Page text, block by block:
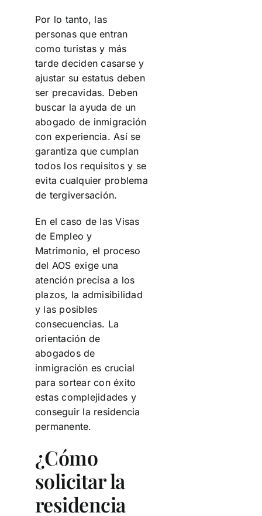
Por lo tanto, las
personas que entran
como turistas y más
tarde deciden casarse y
ajustar su estatus deben
ser precavidas. Deben
buscar la ayuda de un
abogado de inmigración
con experiencia. Así se
garantiza que cumplan
todos los requisitos y se
evita cualquier problema
de tergiversación.
En el caso de las Visas
de Empleo y
Matrimonio, el proceso
del AOS exige una
atención precisa a los
plazos, la admisibilidad
y las posibles
consecuencias. La
orientación de
abogados de
inmigración es crucial
para sortear con éxito
estas complejidades y
conseguir la residencia
permanente.
¿Cómo
solicitar la
residencia